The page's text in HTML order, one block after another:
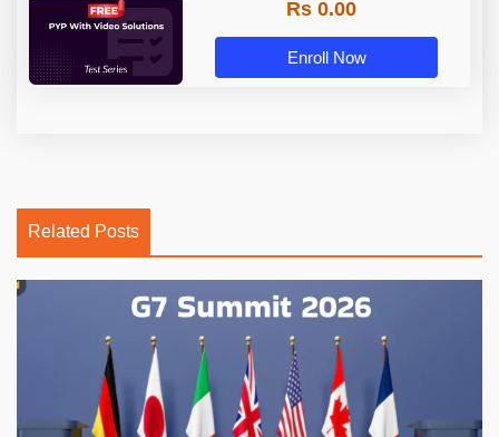
Rs 0.00
Enroll Now
Related Posts